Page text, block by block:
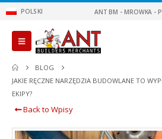
POLSKI ANT BM - MROWKA
BLOG
JAKIE RĘCZNE NARZĘDZIA BUDOWLANE TO
EKIPY?
Back to Wpisy